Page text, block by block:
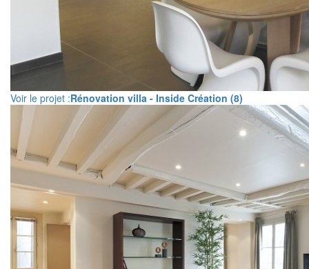
Voir le projet :Rénovation villa - Inside Création (8)